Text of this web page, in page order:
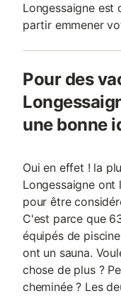
Longessaigne est
partir emmener
Pour des
une bonne
Oui en effet ! la
Longessaigne ont
pour être
C'est parce que
équipés de
ont un sauna.
chose de plus ?
cheminée ? Les